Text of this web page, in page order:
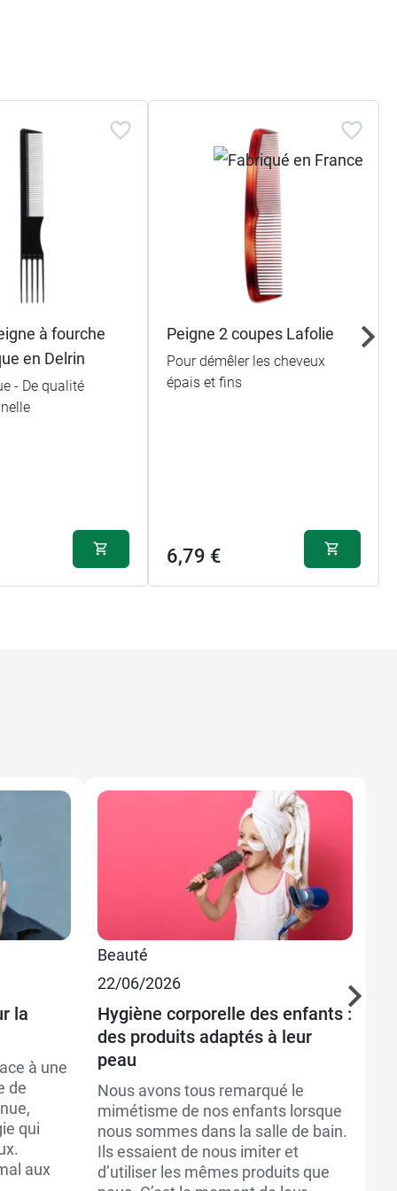
à fourche
en Delrin
- De qualité
Peigne 2 coupes Lafolie
Pour démêler les cheveux
épais et fins
6,79 €
la
à une
de
qui
aux
Beauté
22/06/2026
Hygiène corporelle des enfants :
des produits adaptés à leur
peau
Nous avons tous remarqué le
mimétisme de nos enfants lorsque
nous sommes dans la salle de bain.
Ils essaient de nous imiter et
d’utiliser les mêmes produits que